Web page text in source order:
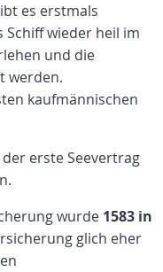
es erstmals
Schiff wieder heil im
und die
werden.
kaufmännischen
erste Seevertrag
wurde 1583 in
glich eher